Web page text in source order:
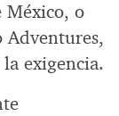
México, o
Adventures,
exigencia.